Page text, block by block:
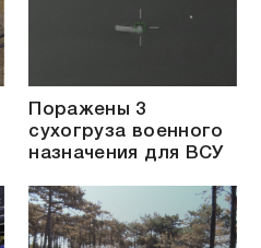
Поражены 3
сухогруза военного
назначения для ВСУ